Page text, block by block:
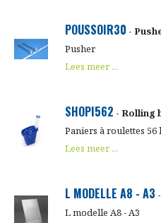
POUSSOIR30 -
Pusher
Lees meer ...
SHOPI562 - Rolling
Paniers à roulettes 56
Lees meer ...
L MODELLE A8 - A3
L modelle A8 - A3